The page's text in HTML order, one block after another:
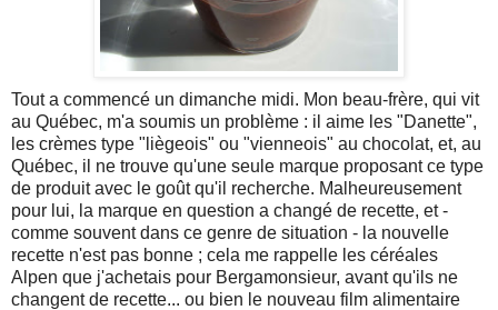
Tout a commencé un dimanche midi. Mon beau-frère, qui vit
au Québec, m'a soumis un problème : il aime les "Danette",
les crèmes type "liègeois" ou "vienneois" au chocolat, et, au
Québec, il ne trouve qu'une seule marque proposant ce type
de produit avec le goût qu'il recherche. Malheureusement
pour lui, la marque en question a changé de recette, et -
comme souvent dans ce genre de situation - la nouvelle
recette n'est pas bonne ; cela me rappelle les céréales
Alpen que j'achetais pour Bergamonsieur, avant qu'ils ne
changent de recette... ou bien le nouveau film alimentaire